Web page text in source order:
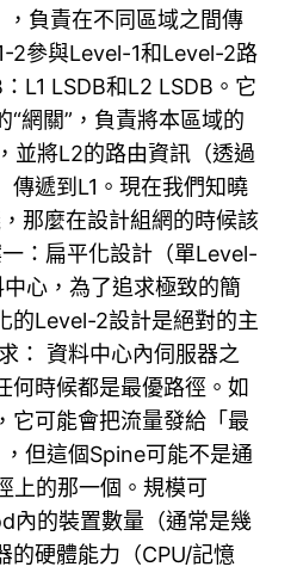
負責在不同區域之間傳
2參與Level-1和Level-2路
L1 LSDB和L2 LSDB。它
“網關”，負責將本區域的
並將L2的路由資訊（透過
傳遞到L1。現在我們知曉
那麼在設計組網的時候該
：扁平化設計（單Level-
心，為了追求極致的簡
的Level-2設計是絕對的主
： 資料中心內伺服器之
何時候都是最優路徑。如
它可能會把流量發給「最
但這個Spine可能不是通
上的那一個。規模可
內的裝置數量（通常是幾
的硬體能力（CPU/記憶